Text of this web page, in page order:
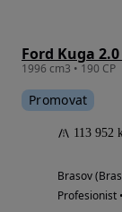
Ford Kuga
1996 cm3 • 190 CP
Promovat
113 952
Brasov
Profesionist